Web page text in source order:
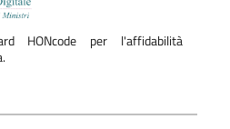
HONcode per l'affidabilità